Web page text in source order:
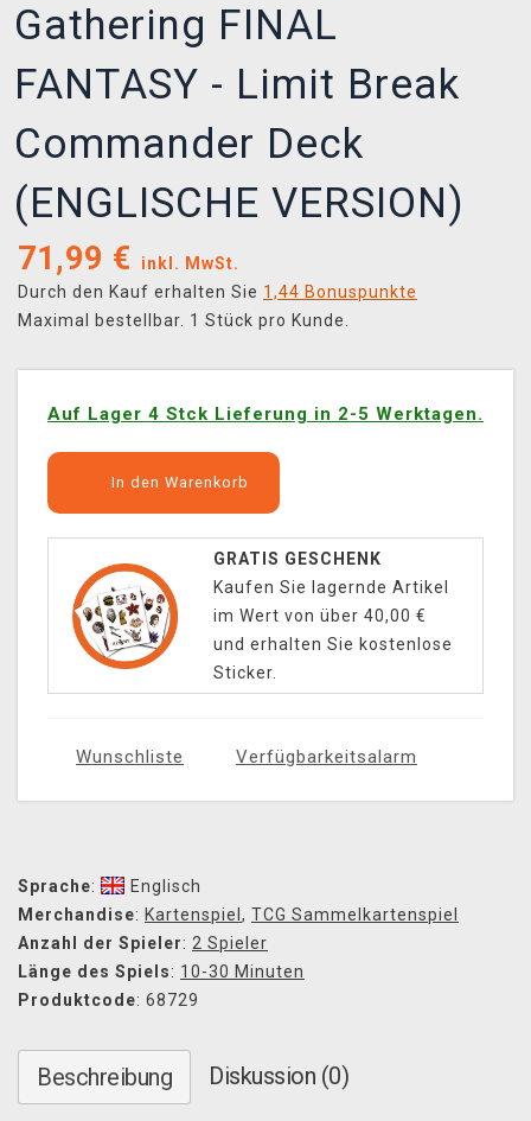
Gathering FINAL
FANTASY - Limit Break
Commander Deck
(ENGLISCHE VERSION)
71,99 €
inkl. MwSt.
Durch den Kauf erhalten Sie 1,44 Bonuspunkte
Maximal bestellbar. 1 Stück pro Kunde.
Auf Lager 4 Stck Lieferung in 2-5 Werktagen.
In den Warenkorb
GRATIS GESCHENK
Kaufen Sie lagernde Artikel
im Wert von über 40,00 €
und erhalten Sie kostenlose
Sticker.
Wunschliste Verfügbarkeitsalarm
Sprache:
Englisch
Merchandise: Kartenspiel , TCG Sammelkartenspiel
Anzahl der Spieler: 2 Spieler
Länge des Spiels: 10-30 Minuten
Produktcode: 68729
Beschreibung Diskussion (0)